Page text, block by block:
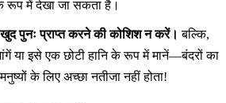
रूप में देखा जा सकता है।
पुनः प्राप्त करने की कोशिश न करें। बल्कि,
या इसे एक छोटी हानि के रूप में मानें—बंदरों का
के लिए अच्छा नतीजा नहीं होता!